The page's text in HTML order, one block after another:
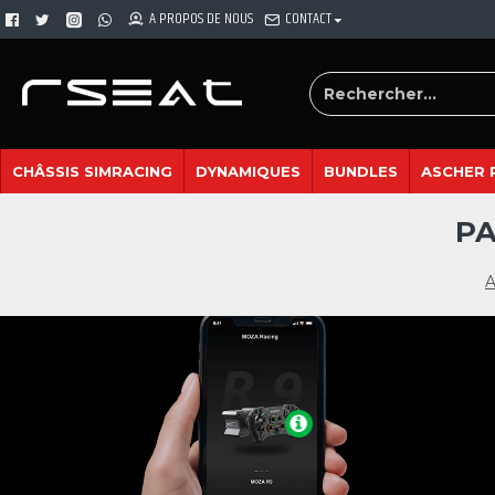
A PROPOS DE NOUS CONTACT
CHÂSSIS SIMRACING DYNAMIQUES BUNDLES ASCHER